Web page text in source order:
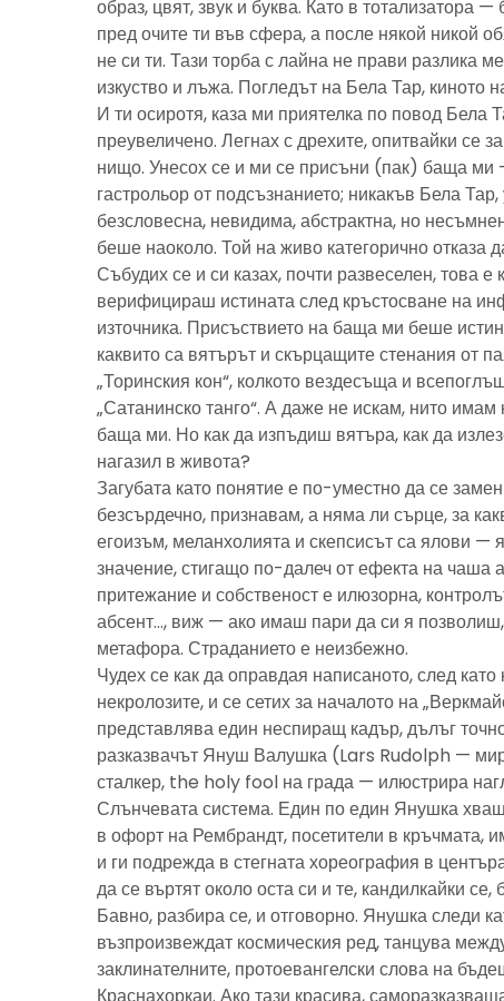
образ, цвят, звук и буква. Като в тотализатора
пред очите ти във сфера, а после някой никой
не си ти. Тази торба с лайна не прави разлика
изкуство и лъжа. Погледът на Бела Тар, киното
И ти осиротя, каза ми приятелка по повод Бела
преувеличено. Легнах с дрехите, опитвайки се
нищо. Унесох се и ми се присъни (пак) баща ми
гастрольор от подсъзнанието; никакъв Бела
безсловесна, невидима, абстрактна, но
беше наоколо. Той на живо категорично отказа
Събудих се и си казах, почти развеселен, това
верифицираш истината след кръстосване на
източника. Присъствието на баща ми беше
каквито са вятърът и скърцащите стенания от
„Торинския кон“, колкото вездесъща и
„Сатанинско танго“. А даже не искам, нито имам
баща ми. Но как да изпъдиш вятъра, как да
нагазил в живота?
Загубата като понятие е по-уместно да се
безсърдечно, признавам, а няма ли сърце, за
егоизъм, меланхолията и скепсисът са ялови —
значение, стигащо по-далеч от ефекта на чаша
притежание и собственост е илюзорна,
абсент…, виж — ако имаш пари да си я
метафора. Страданието е неизбежно.
Чудех се как да оправдая написаното, след като
некролозите, и се сетих за началото на
представлява един неспиращ кадър, дълъг
разказвачът Януш Валушка (Lars Rudolph —
сталкер, the holy fool на града — илюстрира
Слънчевата система. Един по един Янушка
в офорт на Рембрандт, посетители в кръчмата,
и ги подрежда в стегната хореография в
да се въртят около оста си и те, кандилкайки се,
Бавно, разбира се, и отговорно. Янушка следи
възпроизвеждат космическия ред, танцува
заклинателните, протоевангелски слова на